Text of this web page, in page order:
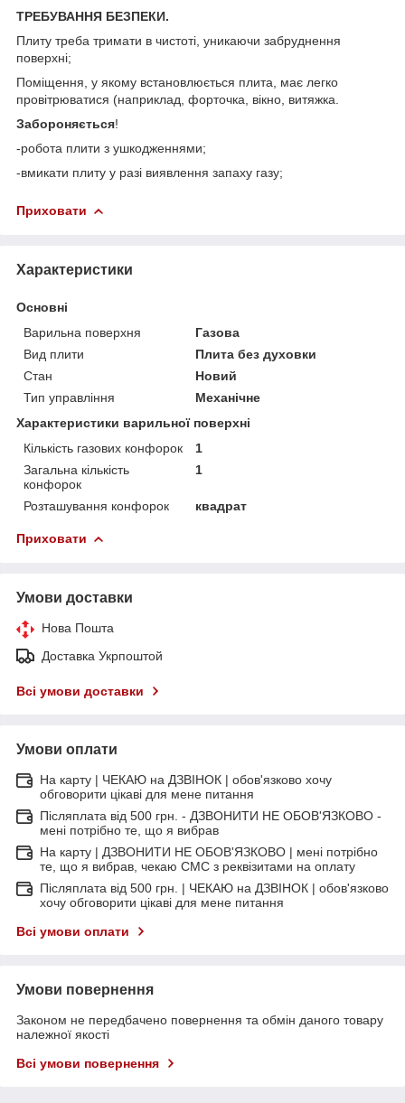
ТРЕБУВАННЯ БЕЗПЕКИ.
Плиту треба тримати в чистоті, уникаючи забруднення
поверхні;
Поміщення, у якому встановлюється плита, має легко
провітрюватися (наприклад, форточка, вікно, витяжка.
Забороняється!
-робота плити з ушкодженнями;
-вмикати плиту у разі виявлення запаху газу;
Приховати
Характеристики
Основні
Варильна поверхня
Газова
Вид плити
Плита без духовки
Стан
Новий
Тип управління
Механічне
Характеристики варильної поверхні
Кількість газових конфорок
1
Загальна кількість
конфорок
1
Розташування конфорок квадрат
Приховати
Умови доставки
Нова Пошта
Доставка Укрпоштой
Всі умови доставки
Умови оплати
На карту | ЧЕКАЮ на ДЗВІНОК | обов'язково хочу
обговорити цікаві для мене питання
Післяплата від 500 грн. - ДЗВОНИТИ НЕ ОБОВ'ЯЗКОВО -
мені потрібно те, що я вибрав
На карту | ДЗВОНИТИ НЕ ОБОВ'ЯЗКОВО | мені потрібно
те, що я вибрав, чекаю СМС з реквізитами на оплату
Післяплата від 500 грн. | ЧЕКАЮ на ДЗВІНОК | обов'язково
хочу обговорити цікаві для мене питання
Всі умови оплати
Умови повернення
Законом не передбачено повернення та обмін даного товару
належної якості
Всі умови повернення